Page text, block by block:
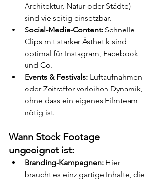
Architektur, Natur oder Städte)
sind vielseitig einsetzbar.
Social-Media-Content: Schnelle
Clips mit starker Ästhetik sind
optimal für Instagram, Facebook
und Co.
Events & Festivals: Luftaufnahmen
oder Zeitraffer verleihen Dynamik,
ohne dass ein eigenes Filmteam
nötig ist.
Wann Stock Footage
ungeeignet ist:
Branding-Kampagnen: Hier
braucht es einzigartige Inhalte, die